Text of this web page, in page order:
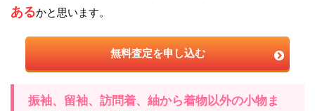
あるかと思います。
無料査定を申し込む
振袖、留袖、訪問着、紬から着物以外の小物ま